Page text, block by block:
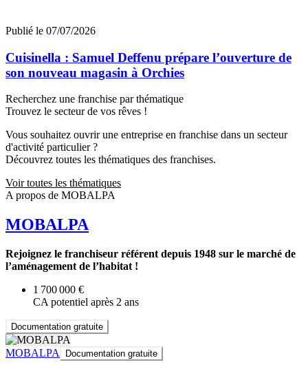
Publié le 07/07/2026
Cuisinella : Samuel Deffenu prépare l’ouverture de
son nouveau magasin à Orchies
Recherchez une franchise par thématique
Trouvez le secteur de vos rêves !
Vous souhaitez ouvrir une entreprise en franchise dans un secteur
d'activité particulier ?
Découvrez toutes les thématiques des franchises.
Voir toutes les thématiques
A propos de MOBALPA
MOBALPA
Rejoignez le franchiseur référent depuis 1948 sur le marché de
l’aménagement de l’habitat !
1 700 000 €
CA potentiel après 2 ans
Documentation gratuite
MOBALPA Documentation gratuite